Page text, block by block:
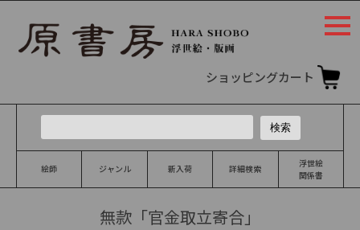
ショッピングカート
絵師 ジャンル 新入荷 詳細検索
浮世絵
関係書
無款「官金取立寄合」